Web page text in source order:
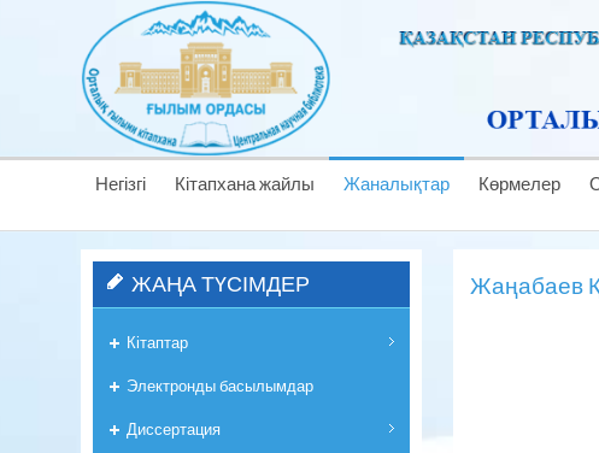
Негізгі Кітапхана жайлы Жаналықтар Көрмелер
Жаңабаев
ЖАҢА ТҮСІМДЕР
Кітаптар
Электронды басылымдар
Диссертация